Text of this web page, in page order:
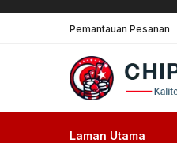
Pemantauan Pesanan
Laman Utama